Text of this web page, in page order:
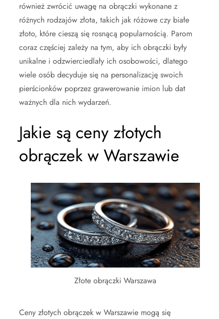
również zwrócić uwagę na obrączki wykonane z
różnych rodzajów złota, takich jak różowe czy białe
złoto, które cieszą się rosnącą popularnością. Parom
coraz częściej zależy na tym, aby ich obrączki były
unikalne i odzwierciedlały ich osobowości, dlatego
wiele osób decyduje się na personalizację swoich
pierścionków poprzez grawerowanie imion lub dat
ważnych dla nich wydarzeń.
Jakie są ceny złotych
obrączek w Warszawie
Złote obrączki Warszawa
Ceny złotych obrączek w Warszawie mogą się